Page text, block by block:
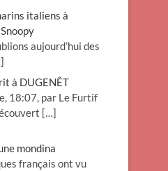
italiens à
aujourd’hui des
à DUGENÊT
18:07, par Le Furtif
[…]
mondina
français ont vu